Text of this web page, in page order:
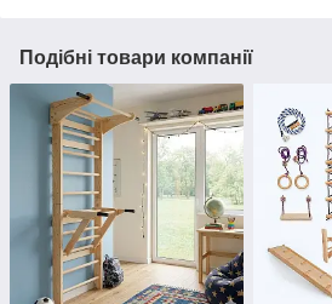
Подібні товари компанії